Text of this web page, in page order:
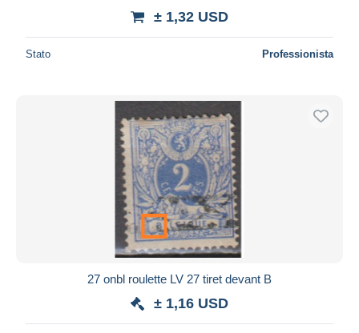
± 1,32 USD
Stato Professionista
27 onbl roulette LV 27 tiret devant B
± 1,16 USD